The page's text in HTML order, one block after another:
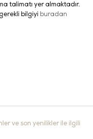
talimatı yer almaktadır.
bilgiyi buradan
ve son yenilikler ile ilgili